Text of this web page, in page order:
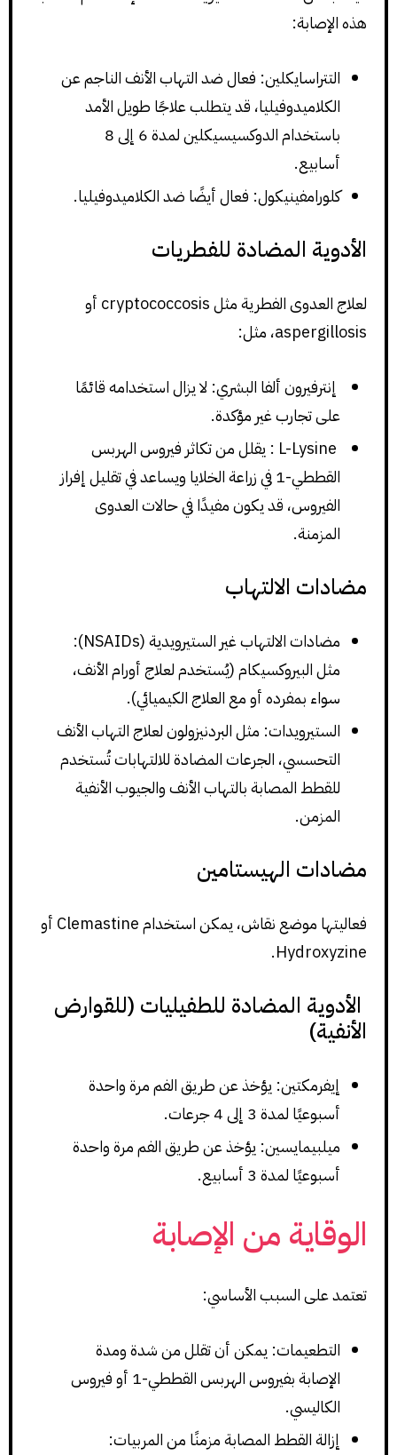
هذه الإصابة:
التتراسايكلين: فعال ضد التهاب الأنف الناجم عن
الكلاميدوفيليا، قد يتطلب علاجًا طويل الأمد
باستخدام الدوكسيسيكلين لمدة 6 إلى 8
أسابيع.
كلورامفينيكول: فعال أيضًا ضد الكلاميدوفيليا.
الأدوية المضادة للفطريات
لعلاج العدوى الفطرية مثل cryptococcosis أو
aspergillosis، مثل:
إنترفيرون ألفا البشري: لا يزال استخدامه قائمًا
على تجارب غير مؤكدة.
L-Lysine : يقلل من تكاثر فيروس الهربس
القططي-1 في زراعة الخلايا ويساعد في تقليل إفراز
الفيروس، قد يكون مفيدًا في حالات العدوى
المزمنة.
مضادات الالتهاب
مضادات الالتهاب غير الستيرويدية (NSAIDs):
مثل البيروكسيكام (يُستخدم لعلاج أورام الأنف،
سواء بمفرده أو مع العلاج الكيميائي).
الستيرويدات: مثل البردنيزولون لعلاج التهاب الأنف
التحسسي، الجرعات المضادة للالتهابات تُستخدم
للقطط المصابة بالتهاب الأنف والجيوب الأنفية
المزمن.
مضادات الهيستامين
فعاليتها موضع نقاش، يمكن استخدام Clemastine أو
Hydroxyzine.
الأدوية المضادة للطفيليات (للقوارض
الأنفية)
إيفرمكتين: يؤخذ عن طريق الفم مرة واحدة
أسبوعيًا لمدة 3 إلى 4 جرعات.
ميلبيمايسين: يؤخذ عن طريق الفم مرة واحدة
أسبوعيًا لمدة 3 أسابيع.
الوقاية من الإصابة
تعتمد على السبب الأساسي:
التطعيمات: يمكن أن تقلل من شدة ومدة
الإصابة بفيروس الهربس القططي-1 أو فيروس
الكاليسي.
إزالة القطط المصابة مزمنًا من المربيات: